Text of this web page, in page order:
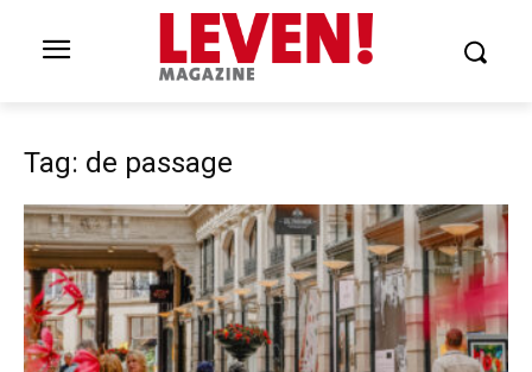
Tag: de passage